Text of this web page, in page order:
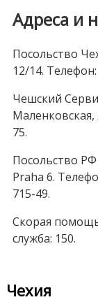
Адреса и
Посольство
12/14.
Чешский
Маленковская,
75.
Посольство РФ
Praha 6.
715-49.
Скорая
служба: 150.
Чехия